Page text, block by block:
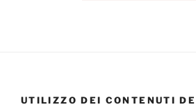
UTILIZZO DEI CONTENUTI